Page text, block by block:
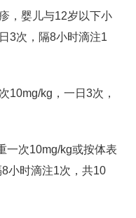
，婴儿与12岁以下小
3次，隔8小时滴注1
10mg/kg，一日3次，
一次10mg/kg或按体表
8小时滴注1次，共10